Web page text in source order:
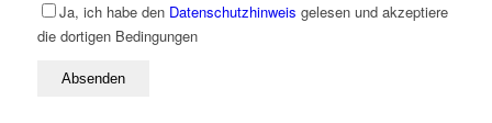
Ja, ich habe den Datenschutzhinweis gelesen und akzeptiere
die dortigen Bedingungen